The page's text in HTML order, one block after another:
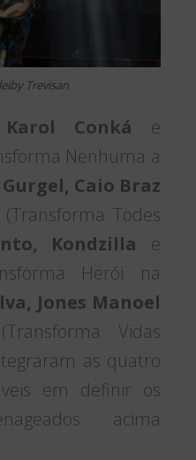
Trevisan
Conká e
Nenhuma a
Caio Braz
Todes
Kondzilla e
Herói na
Jones Manoel
Vidas
as quatro
em definir os
acima